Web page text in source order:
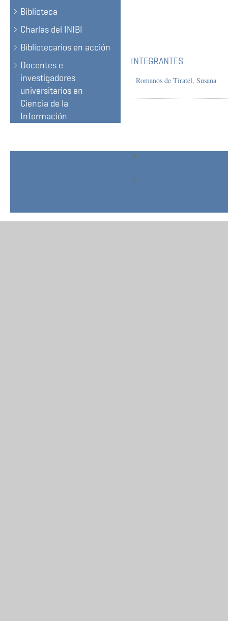
Biblioteca
Charlas del INIBI
Bibliotecarios en acción
Docentes e
investigadores
universitarios en
Ciencia de la
Información
INTEGRANTES
Romanos de Tiratel, Susana